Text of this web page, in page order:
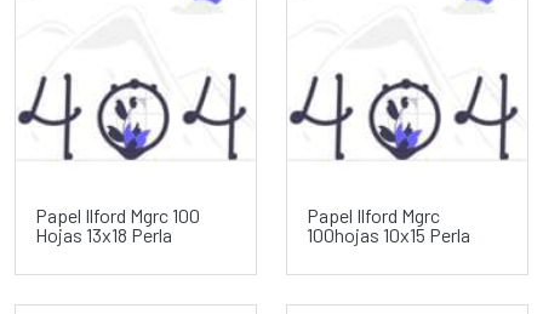
Papel Ilford Mgrc 100
Hojas 13x18 Perla
Papel Ilford Mgrc
100hojas 10x15 Perla